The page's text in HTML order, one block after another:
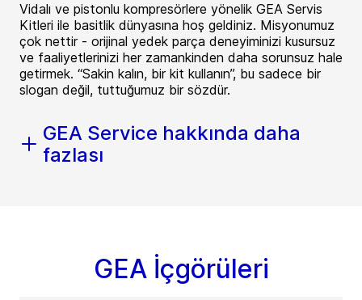
Vidalı ve pistonlu kompresörlere yönelik GEA Servis
Kitleri ile basitlik dünyasına hoş geldiniz. Misyonumuz
çok nettir - orijinal yedek parça deneyiminizi kusursuz
ve faaliyetlerinizi her zamankinden daha sorunsuz hale
getirmek. “Sakin kalın, bir kit kullanın”, bu sadece bir
slogan değil, tuttuğumuz bir sözdür.
GEA Service hakkında daha
fazlası
GEA İçgörüleri